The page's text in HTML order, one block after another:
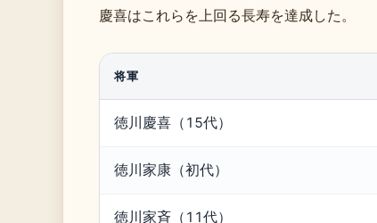
慶喜はこれらを上回る長寿を達成した。
将軍
徳川慶喜（15代）
徳川家康（初代）
徳川家斉（11代）